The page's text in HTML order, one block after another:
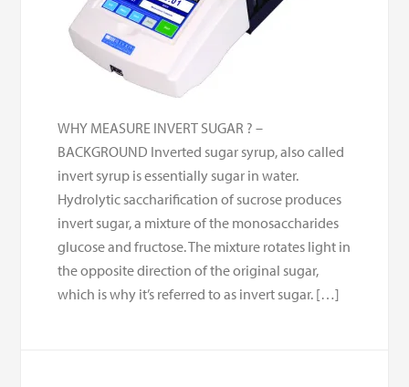
WHY MEASURE INVERT SUGAR ? –
BACKGROUND Inverted sugar syrup, also called
invert syrup is essentially sugar in water.
Hydrolytic saccharification of sucrose produces
invert sugar, a mixture of the monosaccharides
glucose and fructose. The mixture rotates light in
the opposite direction of the original sugar,
which is why it’s referred to as invert sugar. […]